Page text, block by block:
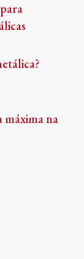
máxima na